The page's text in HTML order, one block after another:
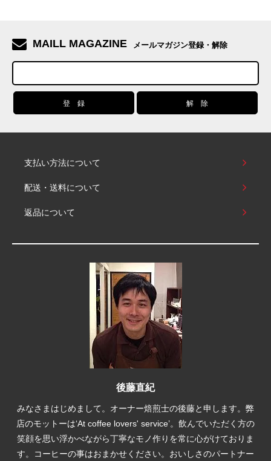
MAILL MAGAZINE メールマガジン登録・解除
支払い方法について
配送・送料について
返品について
後藤直紀
みなさまはじめまして。オーナー焙煎士の後藤と申します。弊
店のモットーは‘At coffee lovers' service’。飲んでいただく方の
笑顔を思い浮かべながら丁寧なモノ作りを常に心がけておりま
す。コーヒーの事はおまかせください。おいしさのパートナー